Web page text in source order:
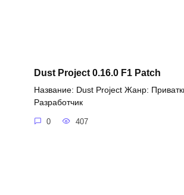
Dust Project 0.16.0 F1 Patch
Название: Dust Project Жанр:
Разработчик
0 407